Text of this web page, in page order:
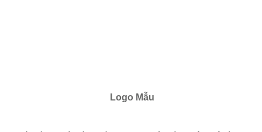
Logo Mẫu